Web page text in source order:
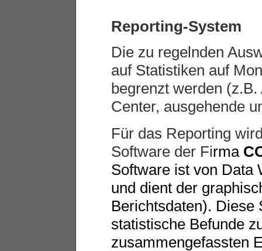
Reporting-System
Die zu regelnden
auf Statistiken auf
begrenzt werden
Center, ausgehende
Für das Reporting
Software der Firma
Software ist von Data
und dient der
Berichtsdaten). Diese
statistische Befunde
zusammengefassten